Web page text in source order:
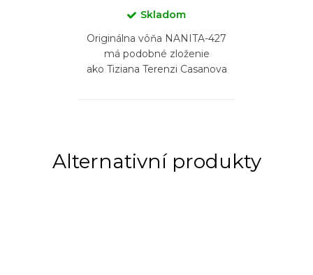
Skladom
Originálna vôňa NANITA-427
má podobné zloženie
ako Tiziana Terenzi Casanova